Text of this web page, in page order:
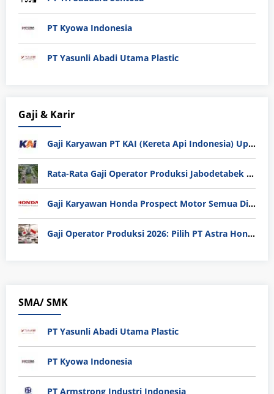
PT Kyowa Indonesia
PT Yasunli Abadi Utama Plastic
Gaji & Karir
Gaji Karyawan PT KAI (Kereta Api Indonesia) Update 2025
Rata-Rata Gaji Operator Produksi Jabodetabek 2025: Bedah Tuntas UMK, Lemburan, dan Realita Hidup Buruh
Gaji Karyawan Honda Prospect Motor Semua Divisi
Gaji Operator Produksi 2026: Pilih PT Astra Honda Motor (AHM) atau Manufaktur di Jepang?
SMA/ SMK
PT Yasunli Abadi Utama Plastic
PT Kyowa Indonesia
PT Armstrong Industri Indonesia